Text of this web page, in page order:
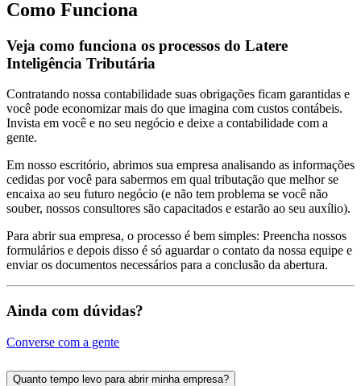
Como Funciona
Veja como funciona os processos do Latere
Inteligência Tributária
Contratando nossa contabilidade suas obrigações ficam garantidas e
você pode economizar mais do que imagina com custos contábeis.
Invista em você e no seu negócio e deixe a contabilidade com a
gente.
Em nosso escritório, abrimos sua empresa analisando as informações
cedidas por você para sabermos em qual tributação que melhor se
encaixa ao seu futuro negócio (e não tem problema se você não
souber, nossos consultores são capacitados e estarão ao seu auxílio).
Para abrir sua empresa, o processo é bem simples: Preencha nossos
formulários e depois disso é só aguardar o contato da nossa equipe e
enviar os documentos necessários para a conclusão da abertura.
Ainda com dúvidas?
Converse com a gente
Quanto tempo levo para abrir minha empresa?